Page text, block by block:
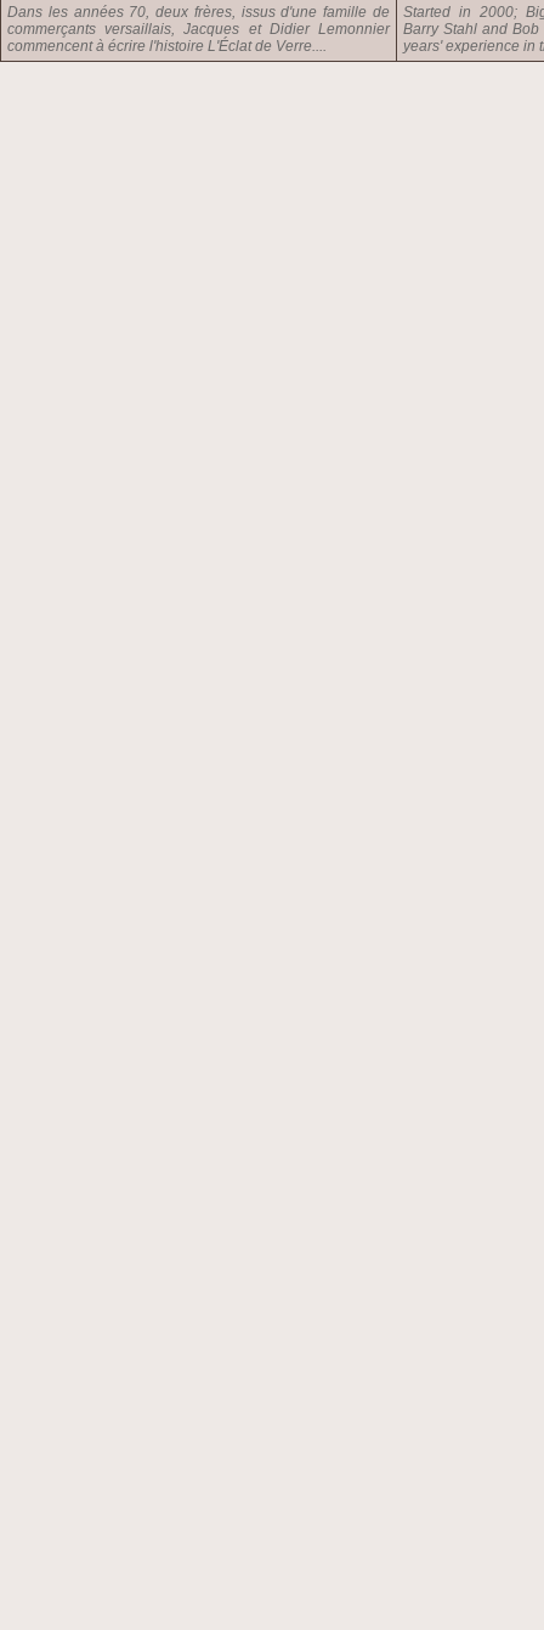
Dans les années 70, deux frères, issus d'une famille de
commerçants versaillais, Jacques et Didier Lemonnier
commencent à écrire l'histoire L'Éclat de Verre....
Started in 2000;
Barry Stahl and Bob
years' experience in